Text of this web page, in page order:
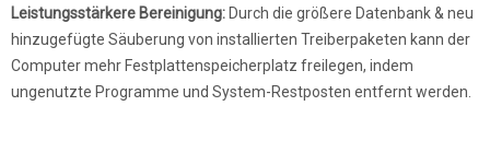
Leistungsstärkere Bereinigung: Durch die größere Datenbank & neu
hinzugefügte Säuberung von installierten Treiberpaketen kann der
Computer mehr Festplattenspeicherplatz freilegen, indem
ungenutzte Programme und System-Restposten entfernt werden.